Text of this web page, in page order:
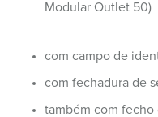
Modular Outlet 50)
com campo de
com fechadura de
também com fecho